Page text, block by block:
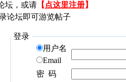
坛，或请 【 点这里注册】
论坛即可游览帖子
登录
用户名
Email
密 码